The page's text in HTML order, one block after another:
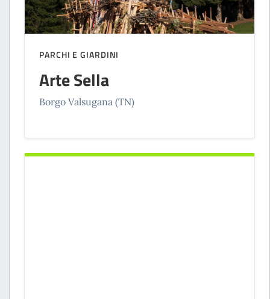
PARCHI E GIARDINI
Arte Sella
Borgo Valsugana (TN)